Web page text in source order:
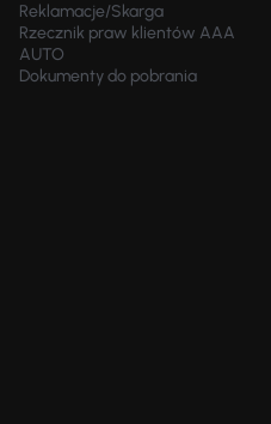
Reklamacje/Skarga
Rzecznik praw klientów AAA
AUTO
Dokumenty do pobrania